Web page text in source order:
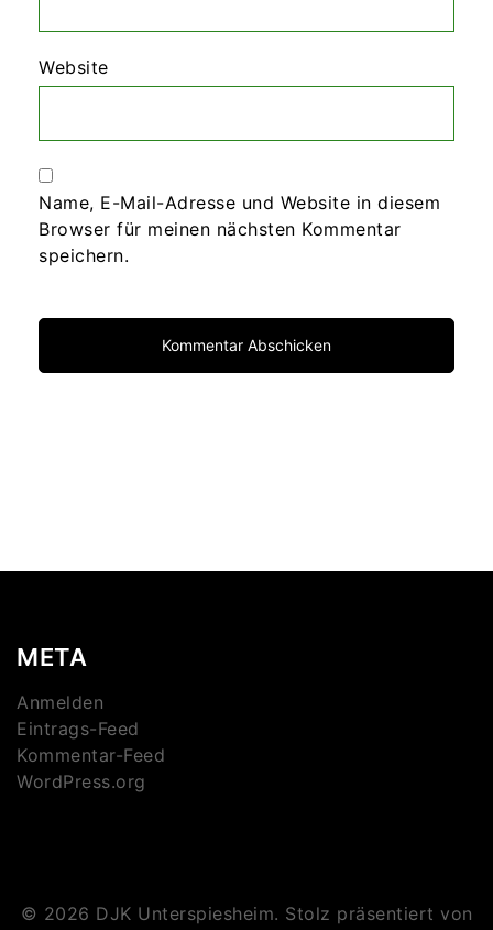
Website
Name, E-Mail-Adresse und Website in diesem
Browser für meinen nächsten Kommentar
speichern.
META
Anmelden
Eintrags-Feed
Kommentar-Feed
WordPress.org
© 2026 DJK Unterspiesheim. Stolz präsentiert von